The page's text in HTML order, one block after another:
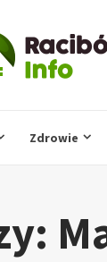
Zdrowie